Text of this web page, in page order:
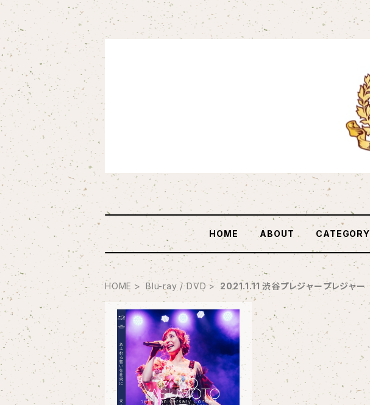
HOME ABOUT CATEGORY
HOME Blu-ray / DVD 2021.1.11 渋谷プレジャープレジャー